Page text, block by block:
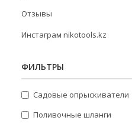
Отзывы
Инстаграм nikotools.kz
ФИЛЬТРЫ
Садовые опрыскиватели
Поливочные шланги